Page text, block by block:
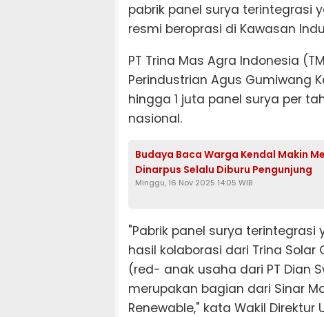
pabrik panel surya terintegrasi
resmi beroprasi di Kawasan
PT Trina Mas Agra Indonesia
Perindustrian Agus Gumiwang
hingga 1 juta panel surya per
nasional.
Budaya Baca Warga Kendal Makin
Dinarpus Selalu Diburu Pengunjung
Minggu, 16 Nov 2025 14:05 WIB
"Pabrik panel surya
hasil kolaborasi dari Trina Solar
(red- anak usaha dari PT Dian
merupakan bagian dari Sinar
Renewable," kata Wakil Direktur